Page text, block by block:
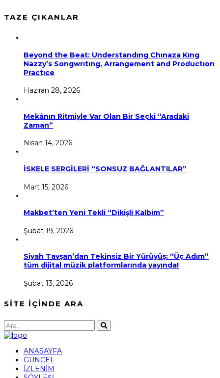
TAZE ÇIKANLAR
Beyond the Beat: Understandıng Chınaza Kıng
Nazzy’s Songwrıtıng, Arrangement and Productıon
Practıce
Haziran 28, 2026
Mekânın Ritmiyle Var Olan Bir Seçki “Aradaki
Zaman”
Nisan 14, 2026
İSKELE SERGİLERİ “SONSUZ BAĞLANTILAR”
Mart 15, 2026
Makbet’ten Yeni Tekli “Dikişli Kalbim”
Şubat 19, 2026
Siyah Tavşan’dan Tekinsiz Bir Yürüyüş: “Üç Adım”
tüm dijital müzik platformlarında yayında!
Şubat 13, 2026
SİTE İÇİNDE ARA
ANASAYFA
GÜNCEL
İZLENİM